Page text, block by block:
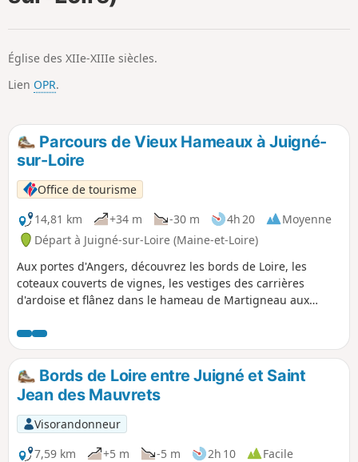
Église des XIIe-XIIIe siècles.
Lien OPR.
Parcours de Vieux Hameaux à Juigné-
sur-Loire
Office de tourisme
14,81 km
+34 m -30 m 4h 20
Moyenne
Départ à Juigné-sur-Loire (Maine-et-Loire)
Aux portes d'Angers, découvrez les bords de Loire, les
coteaux couverts de vignes, les vestiges des carrières
d'ardoise et flânez dans le hameau de Martigneau aux
Bords de Loire entre Juigné et Saint
Jean des Mauvrets
Visorandonneur
7,59 km
+5 m -5 m 2h 10
Facile